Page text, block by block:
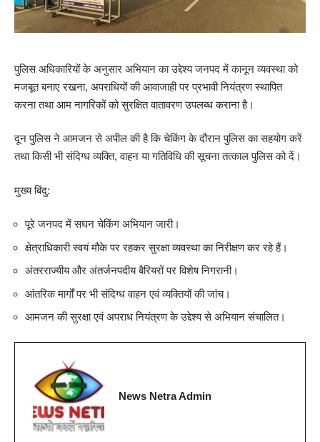
पुलिस अधिकारियों के अनुसार अभियान का उद्देश्य जनपद में कानून व्यवस्था को
मजबूत बनाए रखना, अपराधियों की आवाजाही पर प्रभावी नियंत्रण स्थापित
करना तथा आम नागरिकों को सुरक्षित वातावरण उपलब्ध कराना है।
दून पुलिस ने आमजन से अपील की है कि चेकिंग के दौरान पुलिस का सहयोग करें
तथा किसी भी संदिग्ध व्यक्ति, वाहन या गतिविधि की सूचना तत्काल पुलिस को दें।
मुख्य बिंदु:
पूरे जनपद में सघन चेकिंग अभियान जारी।
क्षेत्राधिकारी स्वयं मौके पर रहकर सुरक्षा व्यवस्था का निरीक्षण कर रहे हैं।
अंतरराज्यीय और अंतर्जनपदीय बैरियरों पर विशेष निगरानी।
आंतरिक मार्गों पर भी संदिग्ध वाहन एवं व्यक्तियों की जांच।
आमजन की सुरक्षा एवं अपराध नियंत्रण के उद्देश्य से अभियान संचालित।
News Netra Admin